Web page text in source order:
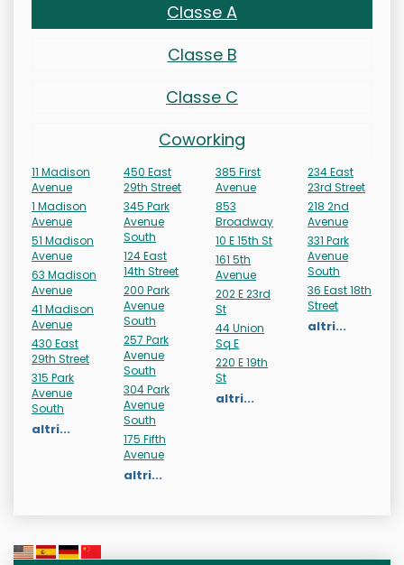
Classe A
Classe B
Classe C
Coworking
11 Madison
Avenue
1 Madison
Avenue
51 Madison
Avenue
63 Madison
Avenue
41 Madison
Avenue
430 East
29th Street
315 Park
Avenue
South
altri...
450 East
29th Street
345 Park
Avenue
South
124 East
14th Street
200 Park
Avenue
South
257 Park
Avenue
South
304 Park
Avenue
South
175 Fifth
Avenue
altri...
385 First
Avenue
853
Broadway
10 E 15th St
161 5th
Avenue
202 E 23rd
St
44 Union
Sq E
220 E 19th
St
altri...
234 East
23rd Street
218 2nd
Avenue
331 Park
Avenue
South
36 East 18th
Street
altri...